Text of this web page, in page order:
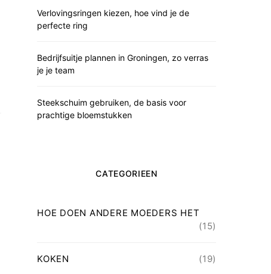
Verlovingsringen kiezen, hoe vind je de
perfecte ring
Bedrijfsuitje plannen in Groningen, zo verras
je je team
Steekschuim gebruiken, de basis voor
prachtige bloemstukken
CATEGORIEEN
HOE DOEN ANDERE MOEDERS HET
(15)
KOKEN (19)